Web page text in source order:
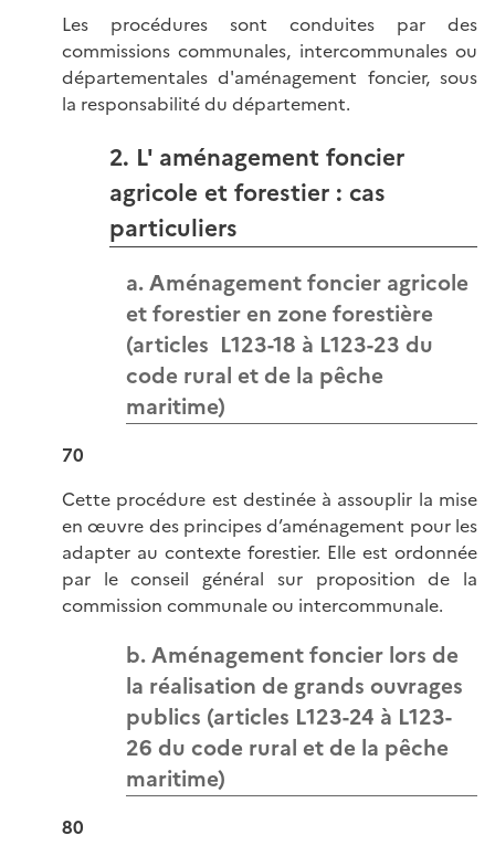
Les procédures sont conduites par des
commissions communales, intercommunales ou
départementales d'aménagement foncier, sous
la responsabilité du département.
2. L' aménagement foncier
agricole et forestier : cas
particuliers
a. Aménagement foncier agricole
et forestier en zone forestière
(articles L123-18 à L123-23 du
code rural et de la pêche
maritime)
70
Cette procédure est destinée à assouplir la mise
en œuvre des principes d’aménagement pour les
adapter au contexte forestier. Elle est ordonnée
par le conseil général sur proposition de la
commission communale ou intercommunale.
b. Aménagement foncier lors de
la réalisation de grands ouvrages
publics (articles L123-24 à L123-
26 du code rural et de la pêche
maritime)
80